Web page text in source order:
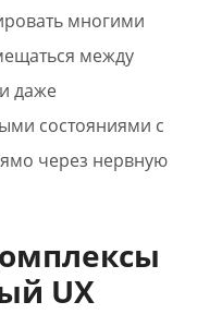
многими
между
даже
состояниями с
через нервную
UX